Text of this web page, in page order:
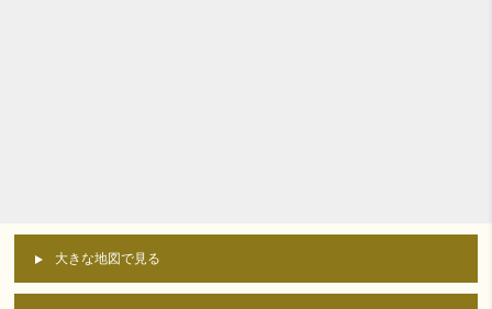
大きな地図で見る